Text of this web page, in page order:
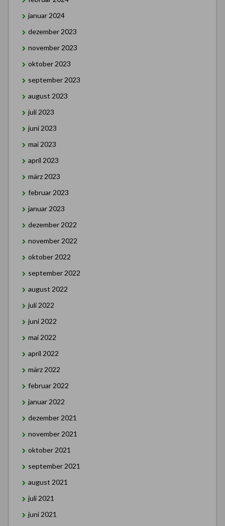
januar 2024
dezember 2023
november 2023
oktober 2023
september 2023
august 2023
juli 2023
juni 2023
mai 2023
april 2023
märz 2023
februar 2023
januar 2023
dezember 2022
november 2022
oktober 2022
september 2022
august 2022
juli 2022
juni 2022
mai 2022
april 2022
märz 2022
februar 2022
januar 2022
dezember 2021
november 2021
oktober 2021
september 2021
august 2021
juli 2021
juni 2021